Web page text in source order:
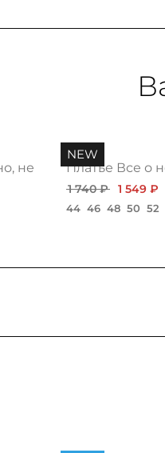
нежная
NEW
Платье Все о
1 740 ₽ 1 549 ₽
44 46 48 50 52